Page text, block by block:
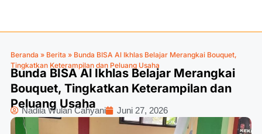
Beranda » Berita » Bunda BISA Al Ikhlas Belajar Merangkai Bouquet,
Tingkatkan Keterampilan dan Peluang Usaha
Bunda BISA Al Ikhlas Belajar Merangkai
Bouquet, Tingkatkan Keterampilan dan
Peluang Usaha
Nadila Wulan Cahyani Juni 27, 2026